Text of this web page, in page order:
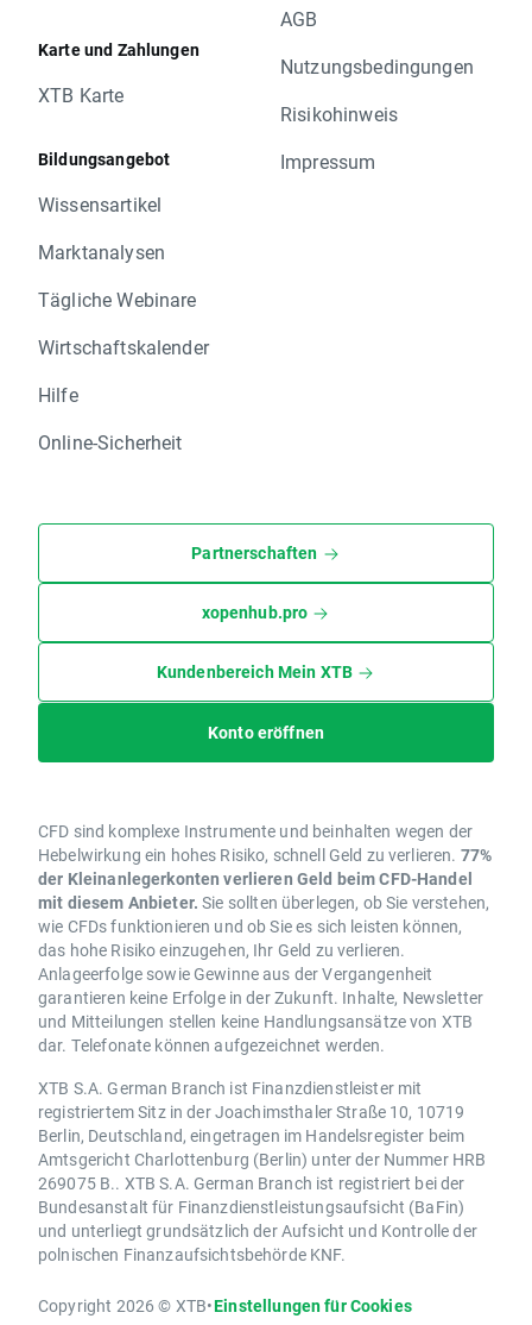
Karte und Zahlungen
XTB Karte
Bildungsangebot
Wissensartikel
Marktanalysen
Tägliche Webinare
Wirtschaftskalender
Hilfe
Online-Sicherheit
AGB
Nutzungsbedingungen
Risikohinweis
Impressum
Partnerschaften
xopenhub.pro
Kundenbereich Mein XTB
Konto eröffnen
CFD sind komplexe Instrumente und beinhalten wegen der
Hebelwirkung ein hohes Risiko, schnell Geld zu verlieren. 77%
der Kleinanlegerkonten verlieren Geld beim CFD-Handel
mit diesem Anbieter. Sie sollten überlegen, ob Sie verstehen,
wie CFDs funktionieren und ob Sie es sich leisten können,
das hohe Risiko einzugehen, Ihr Geld zu verlieren.
Anlageerfolge sowie Gewinne aus der Vergangenheit
garantieren keine Erfolge in der Zukunft. Inhalte, Newsletter
und Mitteilungen stellen keine Handlungsansätze von XTB
dar. Telefonate können aufgezeichnet werden.
XTB S.A. German Branch ist Finanzdienstleister mit
registriertem Sitz in der Joachimsthaler Straße 10, 10719
Berlin, Deutschland, eingetragen im Handelsregister beim
Amtsgericht Charlottenburg (Berlin) unter der Nummer HRB
269075 B.. XTB S.A. German Branch ist registriert bei der
Bundesanstalt für Finanzdienstleistungsaufsicht (BaFin)
und unterliegt grundsätzlich der Aufsicht und Kontrolle der
polnischen Finanzaufsichtsbehörde KNF.
Copyright 2026 © XTB•Einstellungen für Cookies